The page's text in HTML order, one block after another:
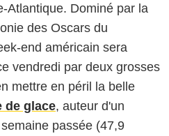
Atlantique. Dominé par la
des Oscars du
end américain sera
vendredi par deux grosses
mettre en péril la belle
de glace, auteur d'un
passée (47,9